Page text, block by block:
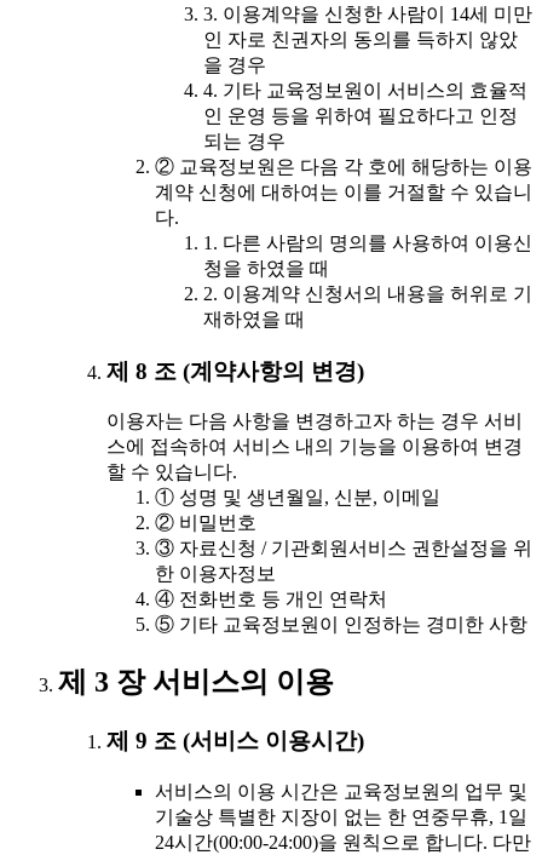
3. 이용계약을 신청한 사람이 14세 미만
인 자로 친권자의 동의를 득하지 않았
을 경우
4. 기타 교육정보원이 서비스의 효율적
인 운영 등을 위하여 필요하다고 인정
되는 경우
② 교육정보원은 다음 각 호에 해당하는 이용
계약 신청에 대하여는 이를 거절할 수 있습니
다.
1. 다른 사람의 명의를 사용하여 이용신
청을 하였을 때
2. 이용계약 신청서의 내용을 허위로 기
재하였을 때
제 8 조 (계약사항의 변경)
이용자는 다음 사항을 변경하고자 하는 경우 서비
스에 접속하여 서비스 내의 기능을 이용하여 변경
할 수 있습니다.
① 성명 및 생년월일, 신분, 이메일
② 비밀번호
③ 자료신청 / 기관회원서비스 권한설정을 위
한 이용자정보
④ 전화번호 등 개인 연락처
⑤ 기타 교육정보원이 인정하는 경미한 사항
제 3 장 서비스의 이용
제 9 조 (서비스 이용시간)
서비스의 이용 시간은 교육정보원의 업무 및
기술상 특별한 지장이 없는 한 연중무휴, 1일
24시간(00:00-24:00)을 원칙으로 합니다. 다만